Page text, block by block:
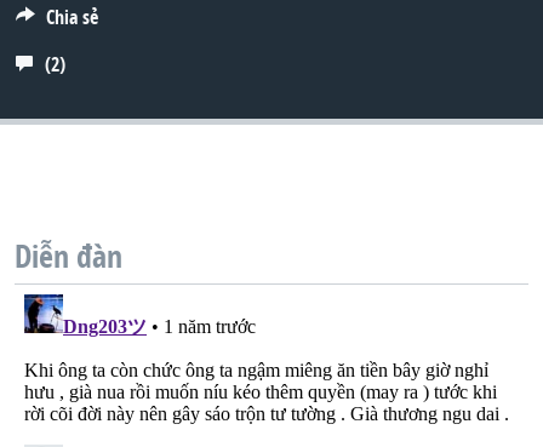
QUAN HỆ VIỆT MỸ
Chia sẻ
(2)
Diễn đàn